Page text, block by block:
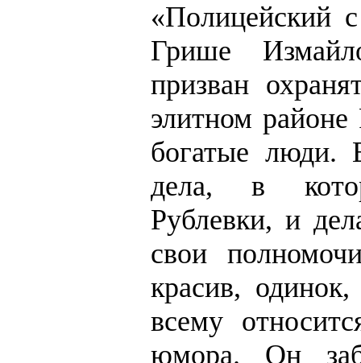
«Полицейский
Грише
призван
элитном районе
богатые люди.
дела, в
Рублевки, и
свои
красив,
всему
юмора. Он